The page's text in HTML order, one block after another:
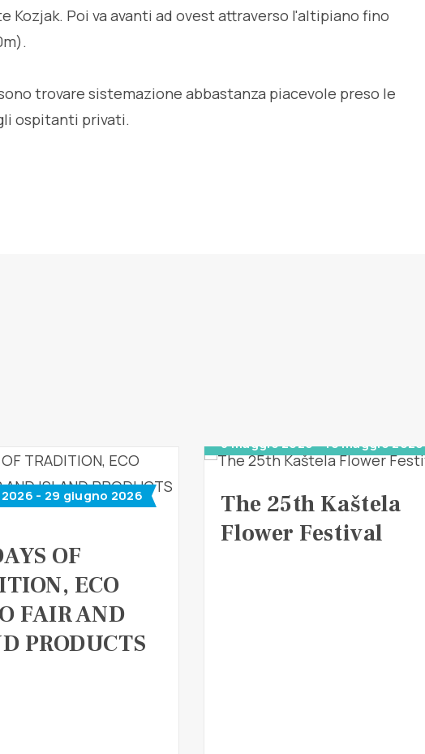
Kozjak. Poi va avanti ad ovest attraverso l'altipiano fino
trovare sistemazione abbastanza piacevole preso le
ospitanti privati.
- 29 giugno 2026
OF
ECO
FAIR AND
PRODUCTS
8 maggio 2026 - 10 maggio 2026
The 25th Kaštela
Flower Festival